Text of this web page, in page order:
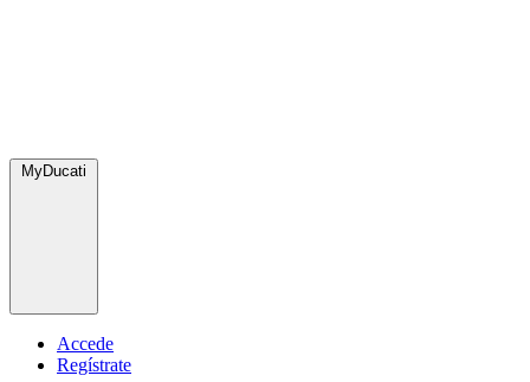
MyDucati
Accede
Regístrate